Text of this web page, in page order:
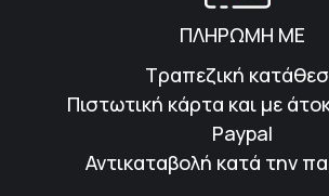
ΠΛΗΡΩΜΗ ΜΕ
Τραπεζική
Πιστωτική κάρτα και με
Paypal
Αντικαταβολή κατά την